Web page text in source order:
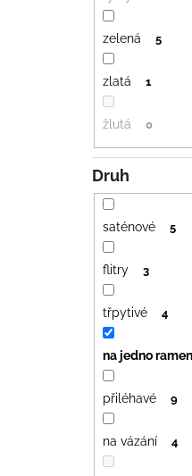
zelená 5
zlatá 1
žlutá 0
Druh
saténové 5
flitry 3
třpytivé 4
na jedno
přiléhavé 9
na vázání 4